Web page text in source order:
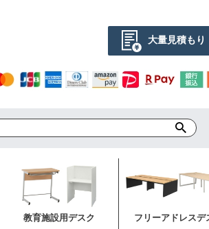
大量見積もり
教育施設用デスク フリーアドレスデ